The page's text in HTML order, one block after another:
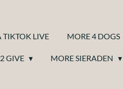
LIVE MORE 4 DOGS
GIVE MORE SIERADEN